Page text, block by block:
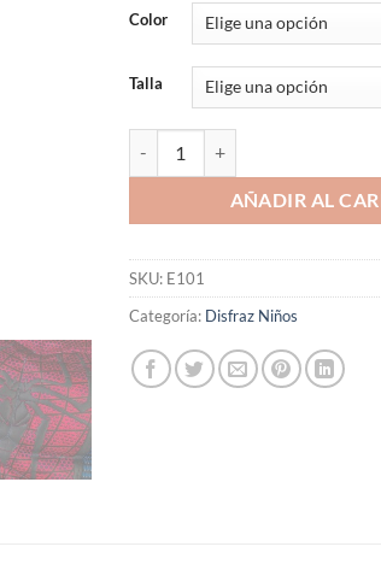
base a
valoraciones
de clientes
Color
Talla
AÑADIR AL
SKU: E101
Categoría: Disfraz Niños